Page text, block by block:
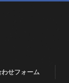
わせフォーム